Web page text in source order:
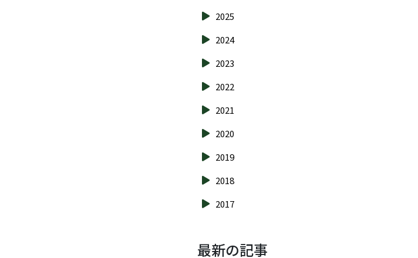
2025
2024
2023
2022
2021
2020
2019
2018
2017
最新の記事